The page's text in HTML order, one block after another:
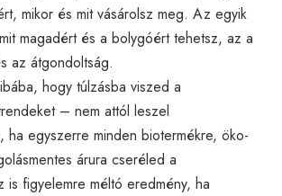
mikor és mit vásárolsz meg. Az egyik
magadért és a bolygóért tehetsz, az a
az átgondoltság.
hogy túlzásba viszed a
– nem attól leszel
ha egyszerre minden biotermékre, öko-
árura cseréled a
is figyelemre méltó eredmény, ha